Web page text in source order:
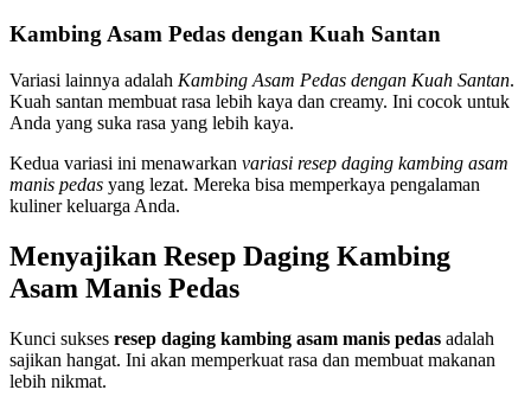
Kambing Asam Pedas dengan Kuah Santan
Variasi lainnya adalah Kambing Asam Pedas dengan Kuah Santan.
Kuah santan membuat rasa lebih kaya dan creamy. Ini cocok untuk
Anda yang suka rasa yang lebih kaya.
Kedua variasi ini menawarkan variasi resep daging kambing asam
manis pedas yang lezat. Mereka bisa memperkaya pengalaman
kuliner keluarga Anda.
Menyajikan Resep Daging Kambing
Asam Manis Pedas
Kunci sukses resep daging kambing asam manis pedas adalah
sajikan hangat. Ini akan memperkuat rasa dan membuat makanan
lebih nikmat.